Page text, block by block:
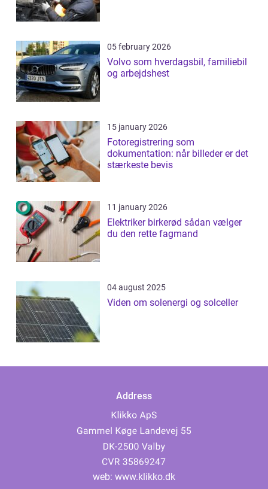
05 february 2026
Volvo som hverdagsbil, familiebil
og arbejdshest
15 january 2026
Fotoregistrering som
dokumentation: når billeder er det
stærkeste bevis
11 january 2026
Elektriker birkerød sådan vælger
du den rette fagmand
04 august 2025
Viden om solenergi og solceller
Address
web: www.klikko.dk